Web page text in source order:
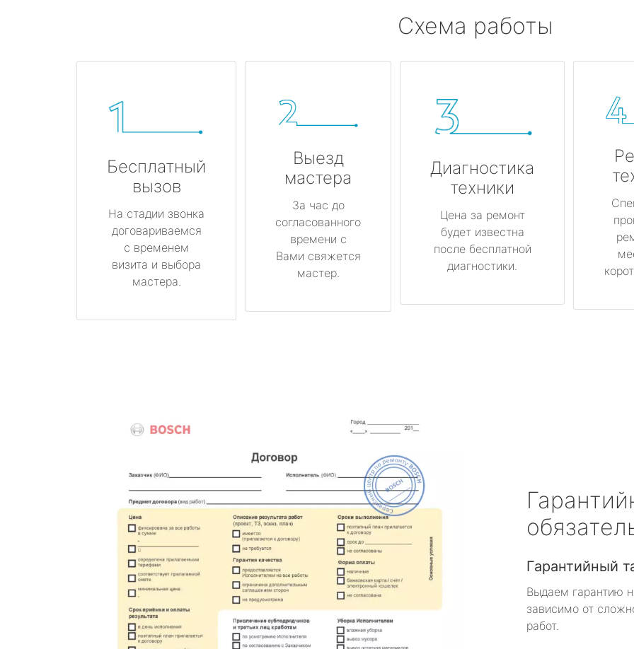
Схема работы
Бесплатный
вызов
На стадии звонка
договариваемся
с временем
визита и выбора
мастера.
Выезд
мастера
За час до
согласованного
времени с
Вами свяжется
мастер.
Диагностика
техники
Цена за ремонт
будет известна
после бесплатной
диагностики.
Гарантийный
Выдаем гарантию
зависимо от
работ.